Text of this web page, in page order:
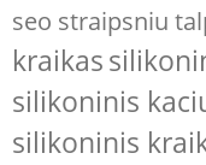
seo straipsniu
kraikas
silikoninis
silikoninis